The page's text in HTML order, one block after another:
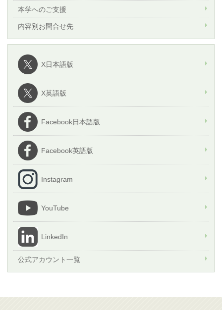
本学へのご支援
内容別お問合せ先
X日本語版
X英語版
Facebook日本語版
Facebook英語版
Instagram
YouTube
LinkedIn
公式アカウント一覧